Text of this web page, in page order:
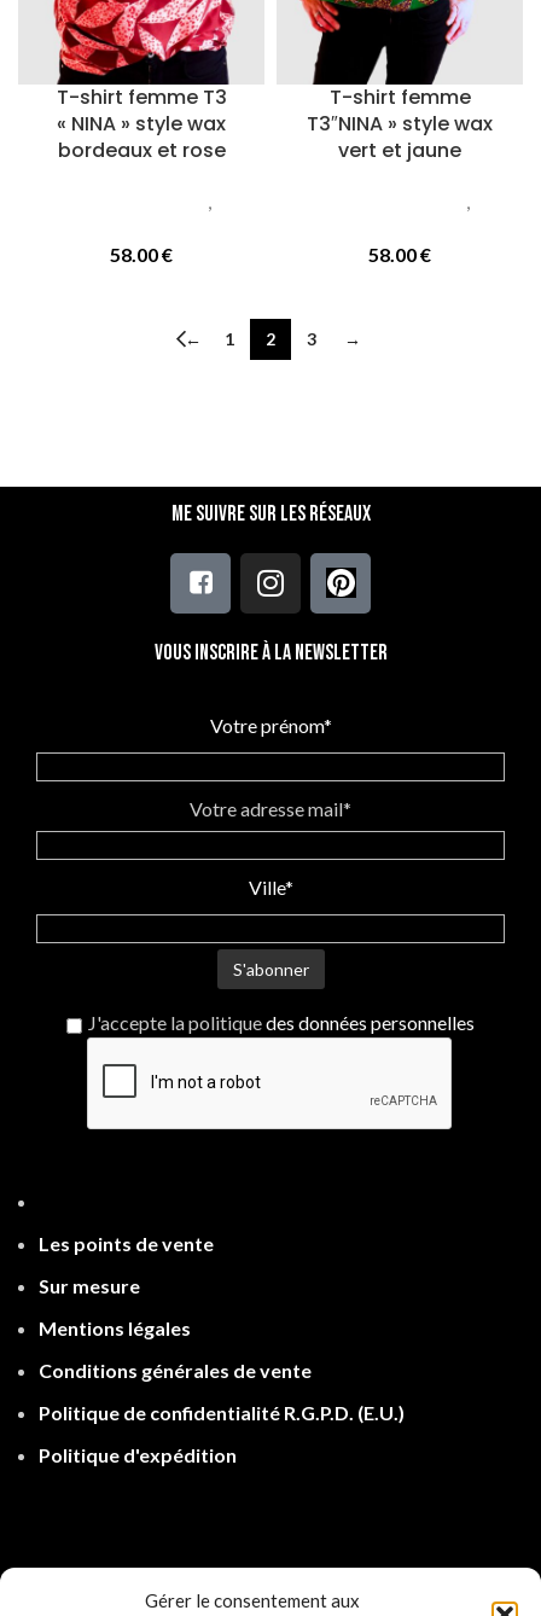
Gérer le consentement aux
T-shirt femme T3
« NINA » style wax
bordeaux et rose
,
58.00€
T-shirt femme
T3″NINA » style wax
vert et jaune
,
58.00€
← 1 2 3 →
Me suivre sur les réseaux
Vous inscrire à la newsletter
Votre prénom*
Votre adresse mail*
Ville*
J'accepte la politiquedes données personnelles
Les points de vente
Sur mesure
Mentions légales
Conditions générales de vente
Politique de confidentialité R.G.P.D. (E.U.)
Politique d'expédition